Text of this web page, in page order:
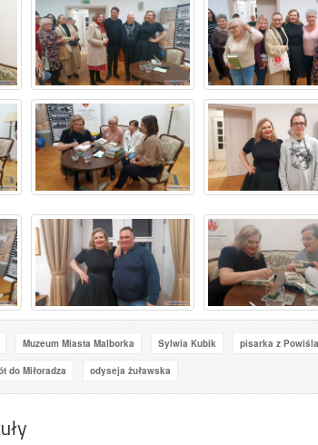
Muzeum Miasta Malborka Sylwia Kubik pisarka z Powiśla
do Miłoradza odyseja żuławska